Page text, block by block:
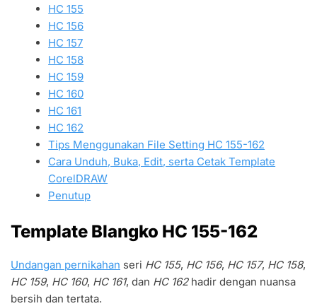
HC 155
HC 156
HC 157
HC 158
HC 159
HC 160
HC 161
HC 162
Tips Menggunakan File Setting HC 155-162
Cara Unduh, Buka, Edit, serta Cetak Template
CorelDRAW
Penutup
Template Blangko HC 155-162
Undangan pernikahan seri HC 155, HC 156, HC 157, HC 158,
HC 159, HC 160, HC 161, dan HC 162hadir dengan nuansa
bersih dan tertata.